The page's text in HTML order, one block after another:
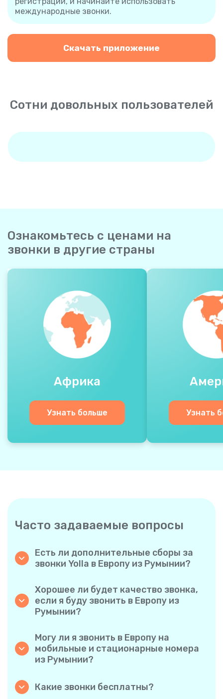
международные звонки.
Скачать приложение
Сотни довольных пользователей
Ознакомьтесь с ценами на
звонки в другие страны
Африка
Узнать больше Узнать
Часто задаваемые вопросы
Есть ли дополнительные сборы за
звонки Yolla в Европу из Румынии?
поминутной оплаты, поэтому вы платите
только за время разговора. Никаких
скрытых комиссий, обязательных
ежемесячных подписок или платы за
Хорошее ли будет качество звонка,
если я буду звонить в Европу из
Румынии?
у вас будет ощущение, что вы
разговариваете с человеком в одном
городе, даже если он находится на другом
Могу ли я звонить в Европу на
мобильные и стационарные номера
из Румынии?
даже многофункциональные, поэтому вы
Какие звонки бесплатны?